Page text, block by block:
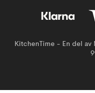
KitchenTime - En del